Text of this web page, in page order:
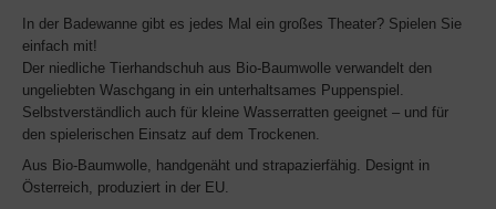
In der Badewanne gibt es jedes Mal ein großes Theater? Spielen Sie
einfach mit!
Der niedliche Tierhandschuh aus Bio-Baumwolle verwandelt den
ungeliebten Waschgang in ein unterhaltsames Puppenspiel.
Selbstverständlich auch für kleine Wasserratten geeignet – und für
den spielerischen Einsatz auf dem Trockenen.
Aus Bio-Baumwolle, handgenäht und strapazierfähig. Designt in
Österreich, produziert in der EU.